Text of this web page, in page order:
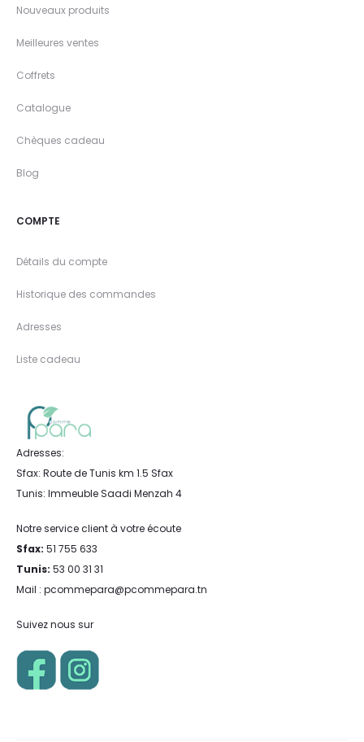
Nouveaux produits
Meilleures ventes
Coffrets
Catalogue
Chèques cadeau
Blog
COMPTE
Détails du compte
Historique des commandes
Adresses
Liste cadeau
Adresses:
Sfax: Route de Tunis km 1.5 Sfax
Tunis: Immeuble Saadi Menzah 4
Notre service client à votre écoute
Sfax: 51 755 633
Tunis: 53 00 31 31
Mail : pcommepara@pcommepara.tn
Suivez nous sur